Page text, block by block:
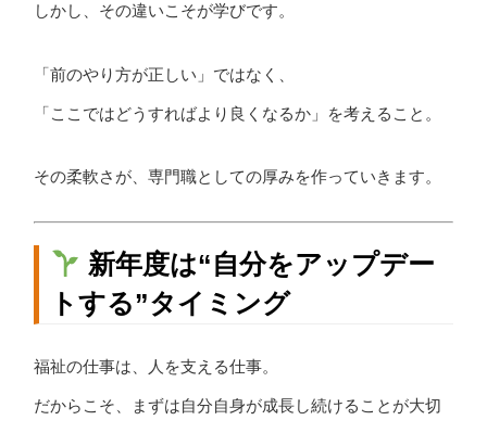
しかし、その違いこそが学びです。
「前のやり方が正しい」ではなく、
「ここではどうすればより良くなるか」を考えること。
その柔軟さが、専門職としての厚みを作っていきます。
新年度は“自分をアップデー
トする”タイミング
福祉の仕事は、人を支える仕事。
だからこそ、まずは自分自身が成長し続けることが大切